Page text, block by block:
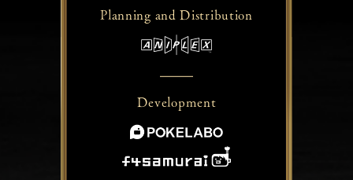
Planning andDistribution
Development